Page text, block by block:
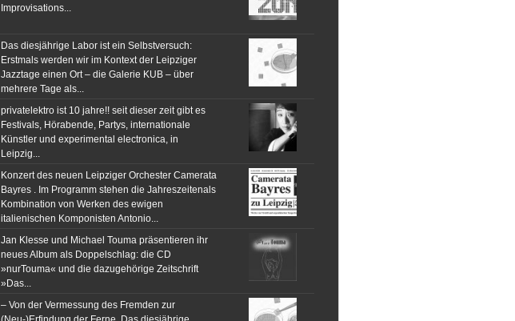
Improvisations...
Das diesjährige Labor ist ein Selbstversuch:
Erstmals werden wir im Kontext der Leipziger
Jazztage einen Ort – die Galerie KUB – über
mehrere Tage als...
privatelektro ist 10 jahre!! seit dieser zeit gibt es
Festivals, Hörabende, Partys, internationale
Künstler und experimental electronica, in
Leipzig...
Konzert des neuen Leipziger Orchester Camerata
Bayres . Im Programm stehen die Jahreszeitenals
Kombination von Werken des ewigen
italienischen Komponisten Antonio...
Jan Klesse und Michael Touma präsentieren ihr
neues Album als Doppelschlag: die CD
»nurTouma« und die dazugehörige Zeitschrift
»Das...
– Von der Vermessung des Fremden zur